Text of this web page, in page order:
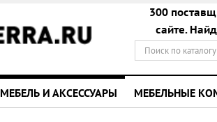
300
сайте.
МЕБЕЛЬ И АКСЕССУАРЫ МЕБЕЛЬНЫЕ